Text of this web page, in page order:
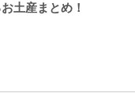
土産まとめ！